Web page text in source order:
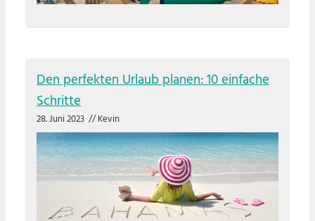
Den perfekten Urlaub planen: 10 einfache
Schritte
28. Juni 2023 //Kevin